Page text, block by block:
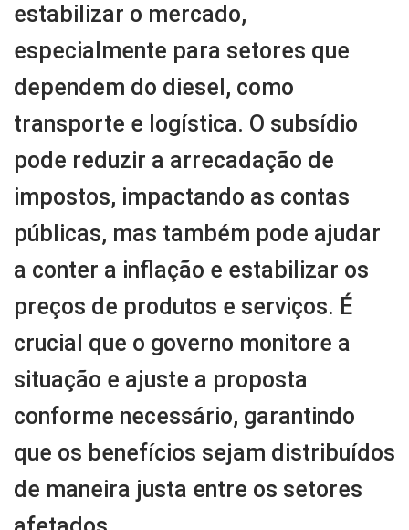
estabilizar o mercado,
especialmente para setores que
dependem do diesel, como
transporte e logística. O subsídio
pode reduzir a arrecadação de
impostos, impactando as contas
públicas, mas também pode ajudar
a conter a inflação e estabilizar os
preços de produtos e serviços. É
crucial que o governo monitore a
situação e ajuste a proposta
conforme necessário, garantindo
que os benefícios sejam distribuídos
de maneira justa entre os setores